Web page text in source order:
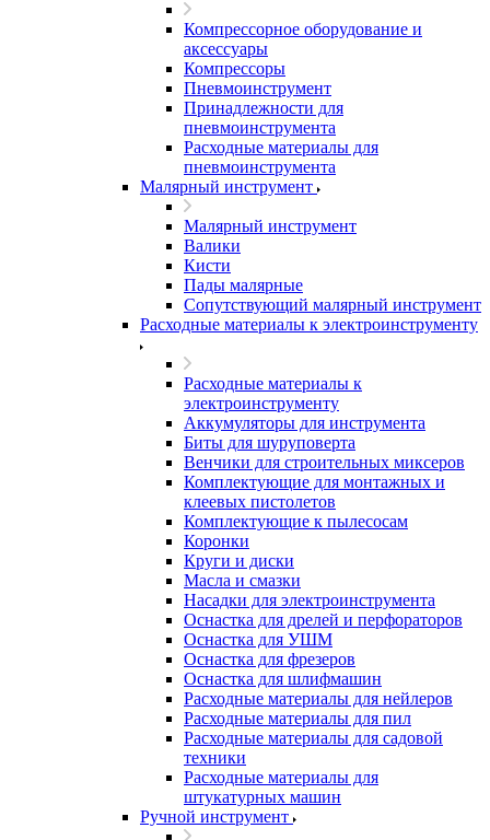
Компрессорное оборудование и
аксессуары
Компрессоры
Пневмоинструмент
Принадлежности для
пневмоинструмента
Расходные материалы для
пневмоинструмента
Малярный инструмент
Малярный инструмент
Валики
Кисти
Пады малярные
Сопутствующий малярный инструмент
Расходные материалы к электроинструменту
Расходные материалы к
электроинструменту
Аккумуляторы для инструмента
Биты для шуруповерта
Венчики для строительных миксеров
Комплектующие для монтажных и
клеевых пистолетов
Комплектующие к пылесосам
Коронки
Круги и диски
Масла и смазки
Насадки для электроинструмента
Оснастка для дрелей и перфораторов
Оснастка для УШМ
Оснастка для фрезеров
Оснастка для шлифмашин
Расходные материалы для нейлеров
Расходные материалы для пил
Расходные материалы для садовой
техники
Расходные материалы для
штукатурных машин
Ручной инструмент